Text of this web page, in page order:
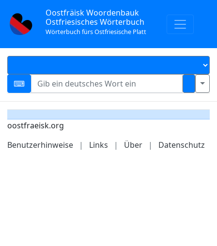
Oostfräisk Woordenbauk
Ostfriesisches Wörterbuch
Wörterbuch fürs Ostfriesische Platt
oostfraeisk.org
Benutzerhinweise
| Links | Über | Datenschutz